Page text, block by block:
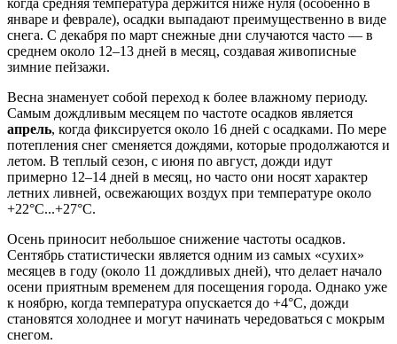
когда средняя температура держится ниже нуля (особенно в
январе и феврале), осадки выпадают преимущественно в виде
снега. С декабря по март снежные дни случаются часто — в
среднем около 12–13 дней в месяц, создавая живописные
зимние пейзажи.
Весна знаменует собой переход к более влажному периоду.
Самым дождливым месяцем по частоте осадков является
апрель, когда фиксируется около 16 дней с осадками. По мере
потепления снег сменяется дождями, которые продолжаются и
летом. В теплый сезон, с июня по август, дожди идут
примерно 12–14 дней в месяц, но часто они носят характер
летних ливней, освежающих воздух при температуре около
+22°C...+27°C.
Осень приносит небольшое снижение частоты осадков.
Сентябрь статистически является одним из самых «сухих»
месяцев в году (около 11 дождливых дней), что делает начало
осени приятным временем для посещения города. Однако уже
к ноябрю, когда температура опускается до +4°C, дожди
становятся холоднее и могут начинать чередоваться с мокрым
снегом.